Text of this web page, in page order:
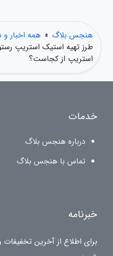
هنجس بلاگ » همه اخبار و
طرز تهیه استیک استریپ
استریپ از کجاست؟
خدمات
درباره هنجس بلاگ
تماس با هنجس بلاگ
خبرنامه
برای اطلاع از آخرین